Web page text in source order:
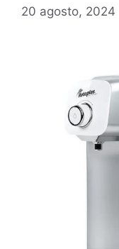
20 agosto, 2024